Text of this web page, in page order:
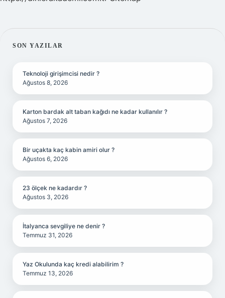
SIDEBAR
SON YAZILAR
Teknoloji girişimcisi nedir ?
Ağustos 8, 2026
Karton bardak alt taban kağıdı ne kadar kullanılır ?
Ağustos 7, 2026
Bir uçakta kaç kabin amiri olur ?
Ağustos 6, 2026
23 ölçek ne kadardır ?
Ağustos 3, 2026
İtalyanca sevgiliye ne denir ?
Temmuz 31, 2026
Yaz Okulunda kaç kredi alabilirim ?
Temmuz 13, 2026